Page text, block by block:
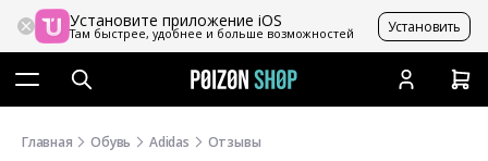
Установите приложение iOS
Там быстрее, удобнее и больше возможностей Установить
Главная Обувь Adidas Отзывы